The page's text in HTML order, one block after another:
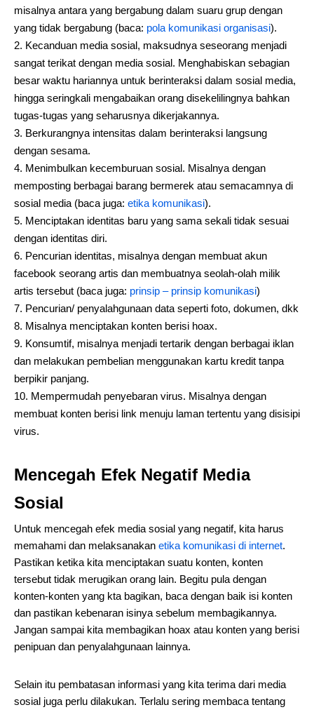
misalnya antara yang bergabung dalam suaru grup dengan
yang tidak bergabung (baca: pola komunikasi organisasi).
Kecanduan media sosial, maksudnya seseorang menjadi
sangat terikat dengan media sosial. Menghabiskan sebagian
besar waktu hariannya untuk berinteraksi dalam sosial media,
hingga seringkali mengabaikan orang disekelilingnya bahkan
tugas-tugas yang seharusnya dikerjakannya.
Berkurangnya intensitas dalam berinteraksi langsung
dengan sesama.
Menimbulkan kecemburuan sosial. Misalnya dengan
memposting berbagai barang bermerek atau semacamnya di
sosial media (baca juga: etika komunikasi).
Menciptakan identitas baru yang sama sekali tidak sesuai
dengan identitas diri.
Pencurian identitas, misalnya dengan membuat akun
facebook seorang artis dan membuatnya seolah-olah milik
artis tersebut (baca juga: prinsip – prinsip komunikasi)
Pencurian/ penyalahgunaan data seperti foto, dokumen, dkk
Misalnya menciptakan konten berisi hoax.
Konsumtif, misalnya menjadi tertarik dengan berbagai iklan
dan melakukan pembelian menggunakan kartu kredit tanpa
berpikir panjang.
Mempermudah penyebaran virus. Misalnya dengan
membuat konten berisi link menuju laman tertentu yang disisipi
virus.
Mencegah Efek Negatif Media
Sosial
Untuk mencegah efek media sosial yang negatif, kita harus
memahami dan melaksanakan etika komunikasi di internet.
Pastikan ketika kita menciptakan suatu konten, konten
tersebut tidak merugikan orang lain. Begitu pula dengan
konten-konten yang kta bagikan, baca dengan baik isi konten
dan pastikan kebenaran isinya sebelum membagikannya.
Jangan sampai kita membagikan hoax atau konten yang berisi
penipuan dan penyalahgunaan lainnya.
Selain itu pembatasan informasi yang kita terima dari media
sosial juga perlu dilakukan. Terlalu sering membaca tentang